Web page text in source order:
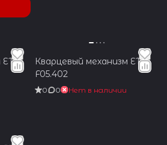
Кварцевый механизм ETA
F05.402
0 0 Нет в наличии